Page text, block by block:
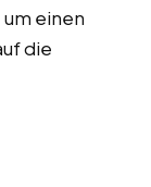
einen
die